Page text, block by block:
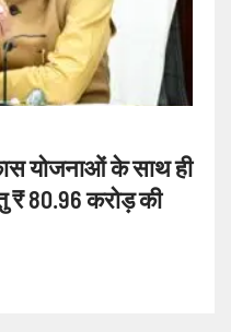
योजनाओं के साथ ही
₹ 80.96 करोड़ की